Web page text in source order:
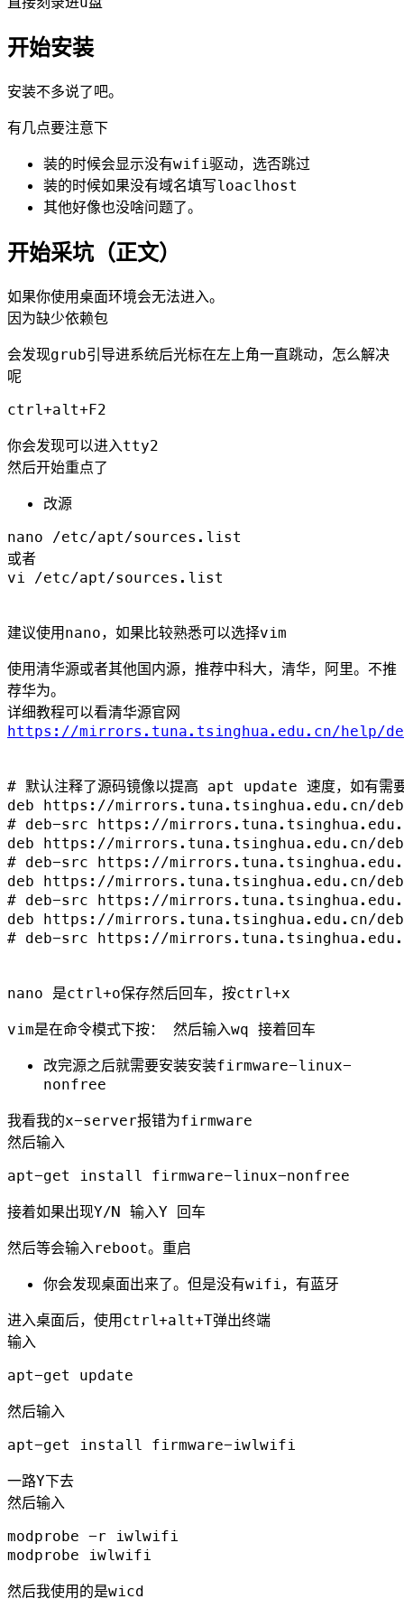
开始安装
安装不多说了吧。
有几点要注意下
装的时候会显示没有wifi驱动，选否跳过
装的时候如果没有域名填写loaclhost
其他好像也没啥问题了。
开始采坑（正文）
如果你使用桌面环境会无法进入。
因为缺少依赖包
会发现grub引导进系统后光标在左上角一直跳动，怎么解决
呢
ctrl+alt+F2
你会发现可以进入tty2
然后开始重点了
改源
nano /etc/apt/sources.list
或者
vi /etc/apt/sources.list
建议使用nano，如果比较熟悉可以选择vim
使用清华源或者其他国内源，推荐中科大，清华，阿里。不推
荐华为。
详细教程可以看清华源官网
https://mirrors.tuna.tsinghua.edu.cn/help/
# 默认注释了源码镜像以提高 apt update 速度，如有需
deb https://mirrors.tuna.tsinghua.edu.cn/
# deb-src https://
deb https://mirrors.tuna.tsinghua.edu.cn/
# deb-src https://
deb https://mirrors.tuna.tsinghua.edu.cn/
# deb-src https://
deb https://mirrors.tuna.tsinghua.edu.cn/
# deb-src https://
nano 是ctrl+o保存然后回车，按ctrl+x
vim是在命令模式下按： 然后输入wq 接着回车
改完源之后就需要安装安装firmware-linux-
nonfree
我看我的x-server报错为firmware
然后输入
接着如果出现Y/N 输入Y 回车
然后等会输入reboot。重启
你会发现桌面出来了。但是没有wifi，有蓝牙
进入桌面后，使用ctrl+alt+T弹出终端
输入
然后输入
一路Y下去
然后输入
modprobe -r iwlwifi
然后我使用的是wicd